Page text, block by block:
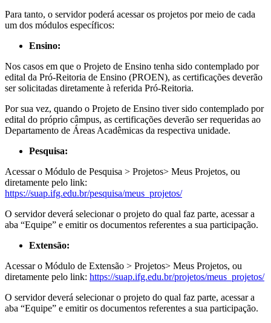
Para tanto, o servidor poderá acessar os projetos por meio de cada
um dos módulos específicos:
Ensino:
Nos casos em que o Projeto de Ensino tenha sido contemplado por
edital da Pró-Reitoria de Ensino (PROEN), as certificações deverão
ser solicitadas diretamente à referida Pró-Reitoria.
Por sua vez, quando o Projeto de Ensino tiver sido contemplado por
edital do próprio câmpus, as certificações deverão ser requeridas ao
Departamento de Áreas Acadêmicas da respectiva unidade.
Pesquisa:
Acessar o Módulo de Pesquisa > Projetos> Meus Projetos, ou
diretamente pelo link:
https://suap.ifg.edu.br/pesquisa/meus_projetos/
O servidor deverá selecionar o projeto do qual faz parte, acessar a
aba “Equipe” e emitir os documentos referentes a sua participação.
Extensão:
Acessar o Módulo de Extensão > Projetos> Meus Projetos, ou
diretamente pelo link: https://suap.ifg.edu.br/projetos/meus_projetos/
O servidor deverá selecionar o projeto do qual faz parte, acessar a
aba “Equipe” e emitir os documentos referentes a sua participação.